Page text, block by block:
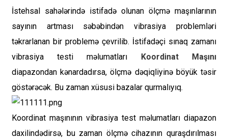
İstehsal sahələrində istifadə olunan ölçmə maşınlarının
sayının artması səbəbindən vibrasiya problemləri
təkrarlanan bir problemə çevrilib. İstifadəçi sınaq zamanı
vibrasiya testi məlumatları
Koordinat Maşını
diapazondan kənardadırsa, ölçmə dəqiqliyinə böyük təsir
göstərəcək. Bu zaman xüsusi bazalar qurmalıyıq.
Koordinat maşınının vibrasiya test məlumatları diapazon
daxilindədirsə, bu zaman ölçmə cihazının quraşdırılması